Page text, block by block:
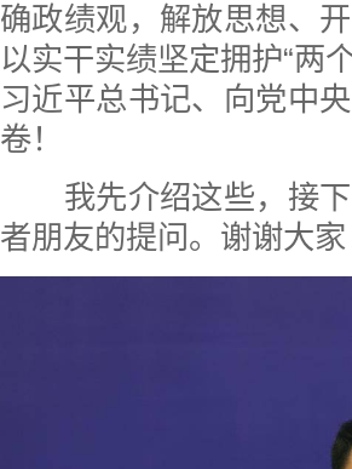
确政绩观，解放思想、
以实干实绩坚定拥护“两
习近平总书记、向党中
卷！
我先介绍这些，接下
者朋友的提问。谢谢大家